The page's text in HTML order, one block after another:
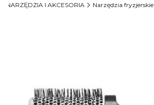
NARZĘDZIA I AKCESORIA Narzędzia fryzjerskie